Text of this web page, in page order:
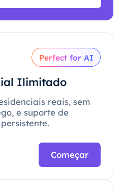
Perfect for AI
Ilimitado
reais, sem
e suporte de
Começar